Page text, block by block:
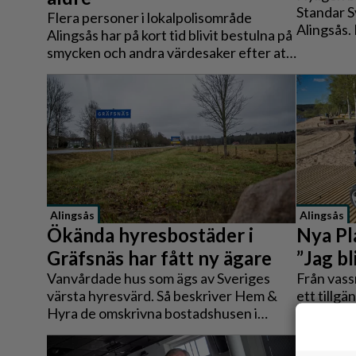
Reportage
Sport
Trafik
Flera personer i lokalpolisområde
Alingsås har på kort tid blivit bestulna på
smycken och andra värdesaker efter att
bedragare tagit sig in i deras bostäder.
Standar
Alingsås.
möter
Alingsås
Ökända hyresbostäder i
Gräfsnäs har fått ny ägare
Vanvårdade hus som ägs av Sveriges
värsta hyresvärd. Så beskriver Hem &
Hyra de omskrivna bostadshusen i
Gräfsnäs. Tidningen har följt
utvecklingen i över ett decennium – och
Alingsås
Nya
”Jag
Från
ett
nya
Paret